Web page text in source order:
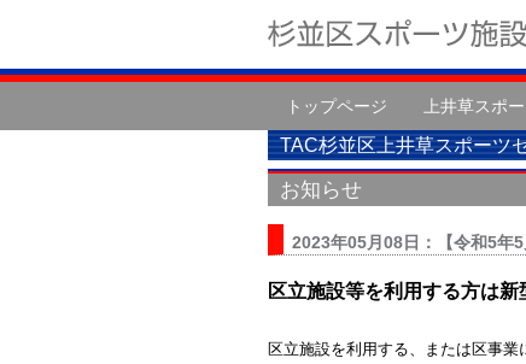
トップページ 上井草スポ
TAC杉並区上井草スポーツ
お知らせ
2023年05月08日：【令和5年
区立施設等を利用する方は
区立施設を利用する、または区事